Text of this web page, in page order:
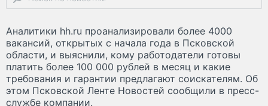
Аналитики hh.ru проанализировали более 4000
вакансий, открытых с начала года в Псковской
области, и выяснили, кому работодатели готовы
платить более 100 000 рублей в месяц и какие
требования и гарантии предлагают соискателям. Об
этом Псковской Ленте Новостей сообщили в пресс-
службе компании.